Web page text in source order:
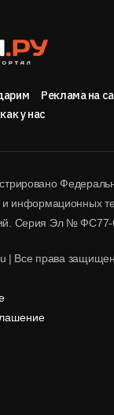
Реклама на
у нас
и информационных
Серия Эл № ФС77-
| Все права